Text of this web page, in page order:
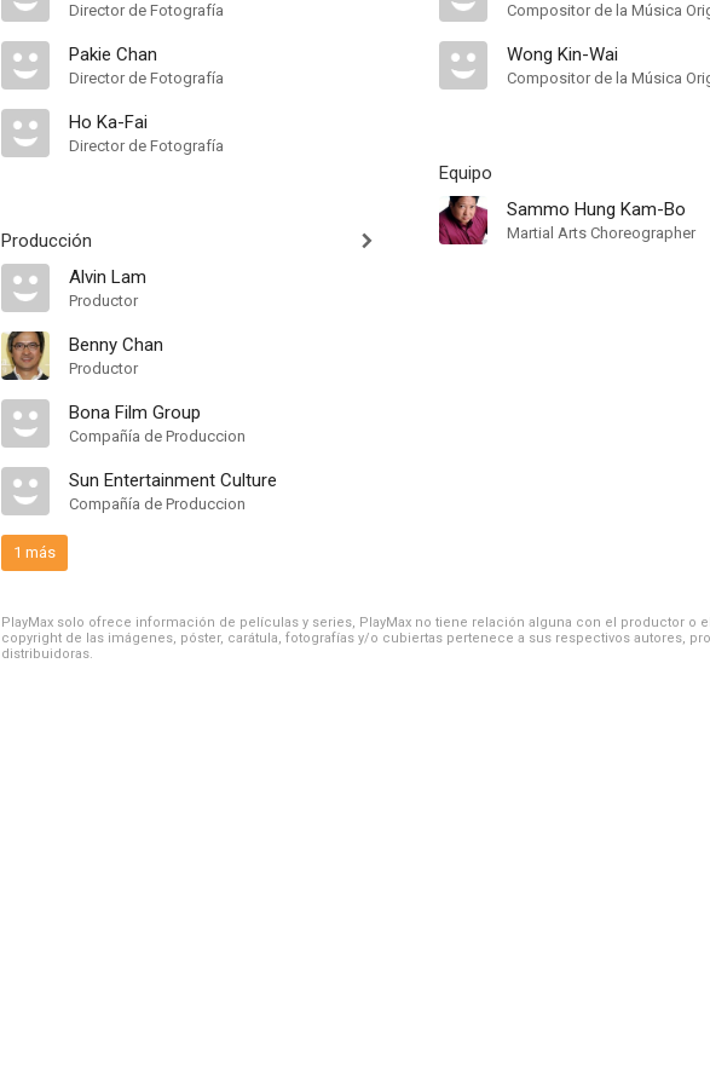
Director de Fotografía
Pakie Chan
Director de Fotografía
Ho Ka-Fai
Director de Fotografía
Producción
Alvin Lam
Productor
Benny Chan
Productor
Bona Film Group
Compañía de Produccion
Sun Entertainment Culture
Compañía de Produccion
1 más
Compositor de la Música
Wong Kin-Wai
Compositor de la Música
Equipo
Sammo Hung Kam-Bo
Martial Arts Choreographer
PlayMax solo ofrece información de películas y series, PlayMax no tiene relación alguna con el productor o
copyright de las imágenes, póster, carátula, fotografías y/o cubiertas pertenece a sus respectivos autores,
distribuidoras.